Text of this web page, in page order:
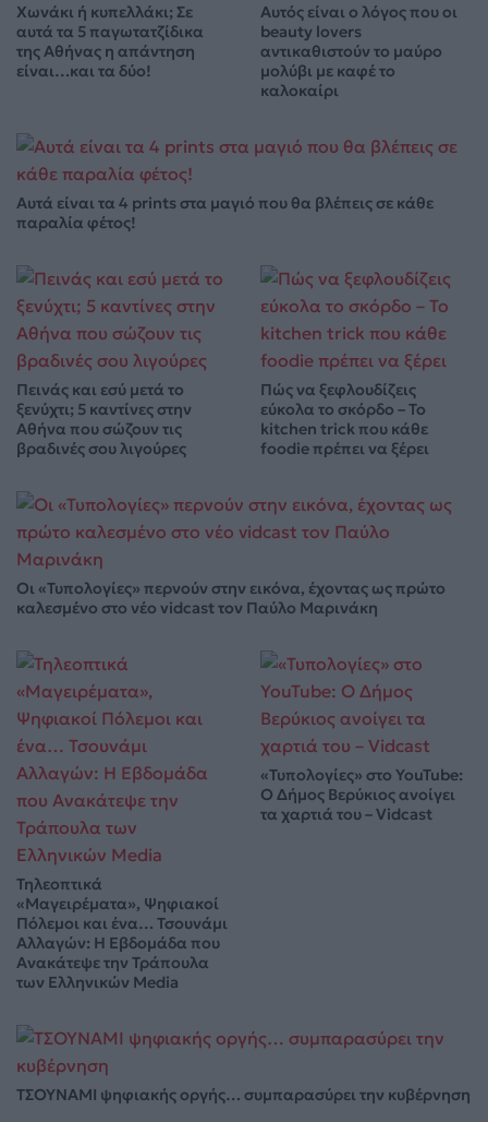
Χωνάκι ή κυπελλάκι; Σε
αυτά τα 5 παγωτατζίδικα
της Αθήνας η απάντηση
είναι…και τα δύο!
Αυτός είναι ο λόγος που οι
beauty lovers
αντικαθιστούν το μαύρο
μολύβι με καφέ το
καλοκαίρι
Αυτά είναι τα 4 prints στα μαγιό που θα βλέπεις σε κάθε
παραλία φέτος!
Πεινάς και εσύ μετά το
ξενύχτι; 5 καντίνες στην
Αθήνα που σώζουν τις
βραδινές σου λιγούρες
Πώς να ξεφλουδίζεις
εύκολα το σκόρδο – Το
kitchen trick που κάθε
foodie πρέπει να ξέρει
Οι «Τυπολογίες» περνούν στην εικόνα, έχοντας ως πρώτο
καλεσμένο στο νέο vidcast τον Παύλο Μαρινάκη
Τηλεοπτικά
«Μαγειρέματα», Ψηφιακοί
Πόλεμοι και ένα… Τσουνάμι
Αλλαγών: Η Εβδομάδα που
Ανακάτεψε την Τράπουλα
των Ελληνικών Media
«Τυπολογίες» στο YouTube:
Ο Δήμος Βερύκιος ανοίγει
τα χαρτιά του – Vidcast
ΤΣΟΥΝΑΜΙ ψηφιακής οργής… συμπαρασύρει την κυβέρνηση